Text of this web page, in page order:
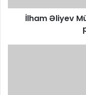
İlham Əliyev